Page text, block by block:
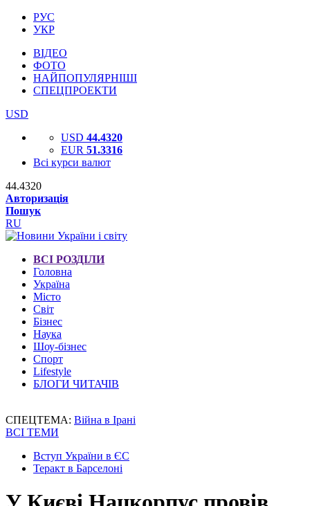
РУС
УКР
ВІДЕО
ФОТО
НАЙПОПУЛЯРНІШІ
СПЕЦПРОЕКТИ
USD
USD 44.4320
EUR 51.3316
Всі курси валют
44.4320
Авторизація
Пошук
RU
ВСІ РОЗДІЛИ
Головна
Україна
Місто
Світ
Бізнес
Наука
Шоу-бізнес
Спорт
Lifestyle
БЛОГИ ЧИТАЧІВ
СПЕЦТЕМА: Війна в Ірані
ВСІ ТЕМИ
Вступ України в ЄС
Теракт в Барселоні